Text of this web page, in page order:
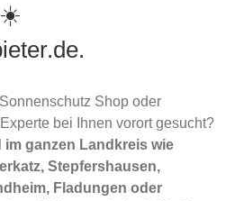
☀️
Shop oder
bei Ihnen vorort gesucht?
im ganzen Landkreis wie
Stepfershausen,
Fladungen oder